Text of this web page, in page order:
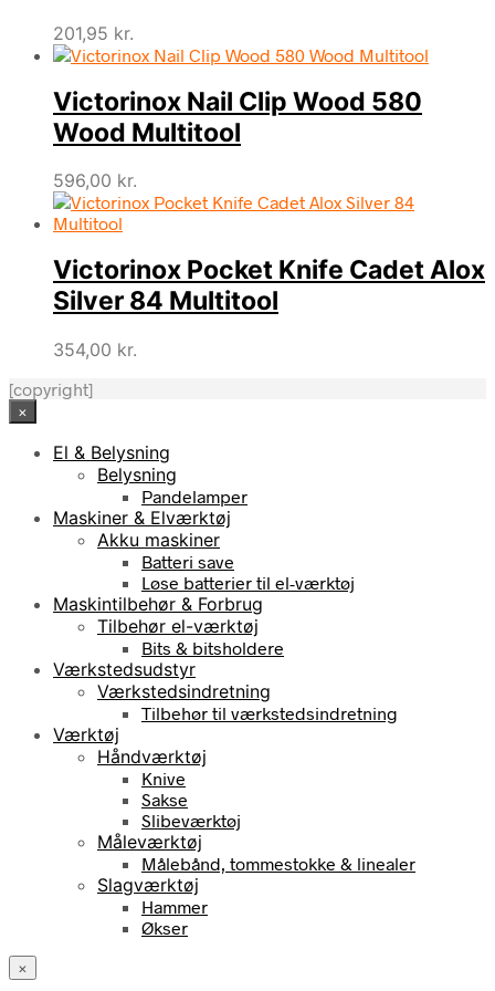
201,95 kr.
Victorinox Nail Clip Wood 580
Wood Multitool
596,00 kr.
Victorinox Pocket Knife Cadet Alox
Silver 84 Multitool
354,00 kr.
[copyright]
×
El & Belysning
Belysning
Pandelamper
Maskiner & Elværktøj
Akku maskiner
Batteri save
Løse batterier til el-værktøj
Maskintilbehør & Forbrug
Tilbehør el-værktøj
Bits & bitsholdere
Værkstedsudstyr
Værkstedsindretning
Tilbehør til værkstedsindretning
Værktøj
Håndværktøj
Knive
Sakse
Slibeværktøj
Måleværktøj
Målebånd, tommestokke & linealer
Slagværktøj
Hammer
Økser
×